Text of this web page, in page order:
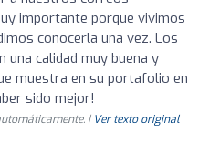
importante porque vivimos
conocerla una vez. Los
una calidad muy buena y
muestra en su portafolio en
sido mejor!
| Ver texto original